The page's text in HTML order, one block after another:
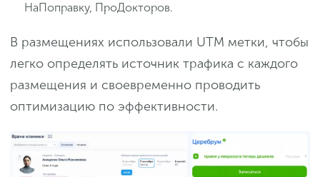
НаПоправку, ПроДокторов.
В размещениях использовали UTM метки, чтобы
легко определять источник трафика с каждого
размещения и своевременно проводить
оптимизацию по эффективности.